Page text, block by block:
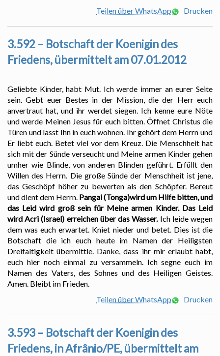
Teilen über WhatsApp
Drucken
3.592 – Botschaft der Koenigin des
Friedens, übermittelt am 07.01.2012
Geliebte Kinder, habt Mut. Ich werde immer an eurer Seite
sein. Gebt euer Bestes in der Mission, die der Herr euch
anvertraut hat, und ihr werdet siegen. Ich kenne eure Nöte
und werde Meinen Jesus für euch bitten. Öffnet Christus die
Türen und lasst Ihn in euch wohnen. Ihr gehört dem Herrn und
Er liebt euch. Betet viel vor dem Kreuz. Die Menschheit hat
sich mit der Sünde verseucht und Meine armen Kinder gehen
umher wie Blinde, von anderen Blinden geführt. Erfüllt den
Willen des Herrn. Die große Sünde der Menschheit ist jene,
das Geschöpf höher zu bewerten als den Schöpfer. Bereut
und dient dem Herrn. Pangai (Tonga)wird um Hilfe bitten, und
das Leid wird groß sein für Meine armen Kinder. Das Leid
wird Acri (Israel) erreichen über das Wasser. Ich leide wegen
dem was euch erwartet. Kniet nieder und betet. Dies ist die
Botschaft die ich euch heute im Namen der Heiligsten
Dreifaltigkeit übermittle. Danke, dass ihr mir erlaubt habt,
euch hier noch einmal zu versammeln. Ich segne euch im
Namen des Vaters, des Sohnes und des Heiligen Geistes.
Amen. Bleibt im Frieden.
Teilen über WhatsApp
Drucken
3.593 – Botschaft der Koenigin des
Friedens, in Afrânio/PE, übermittelt am